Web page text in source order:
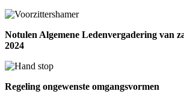
Notulen Algemene Ledenvergadering van
2024
Regeling ongewenste omgangsvormen